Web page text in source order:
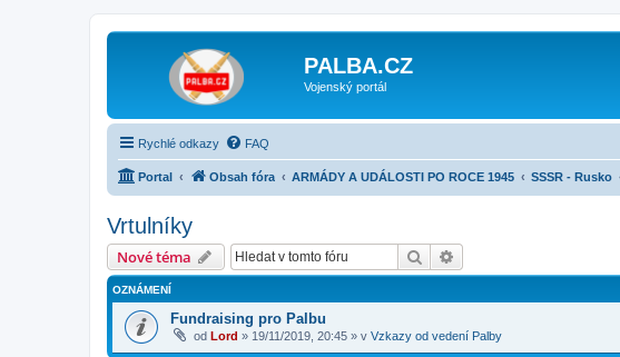
PALBA.CZ
Vojenský portál
Rychlé odkazy FAQ
Portal Obsah fóra ARMÁDY A UDÁLOSTI PO ROCE 1945 SSSR - Rusko
Vrtulníky
Nové téma Hledat
OZNÁMENÍ
Fundraising pro Palbu
od Lord » 19/11/2019, 20:45 » v Vzkazy od vedení Palby